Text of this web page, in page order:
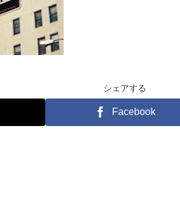
シェアする
Facebook